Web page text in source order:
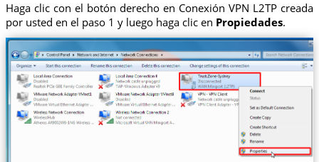
Haga clic con el botón derecho en Conexión VPN L2TP creada
por usted en el paso 1 y luego haga clic en Propiedades.